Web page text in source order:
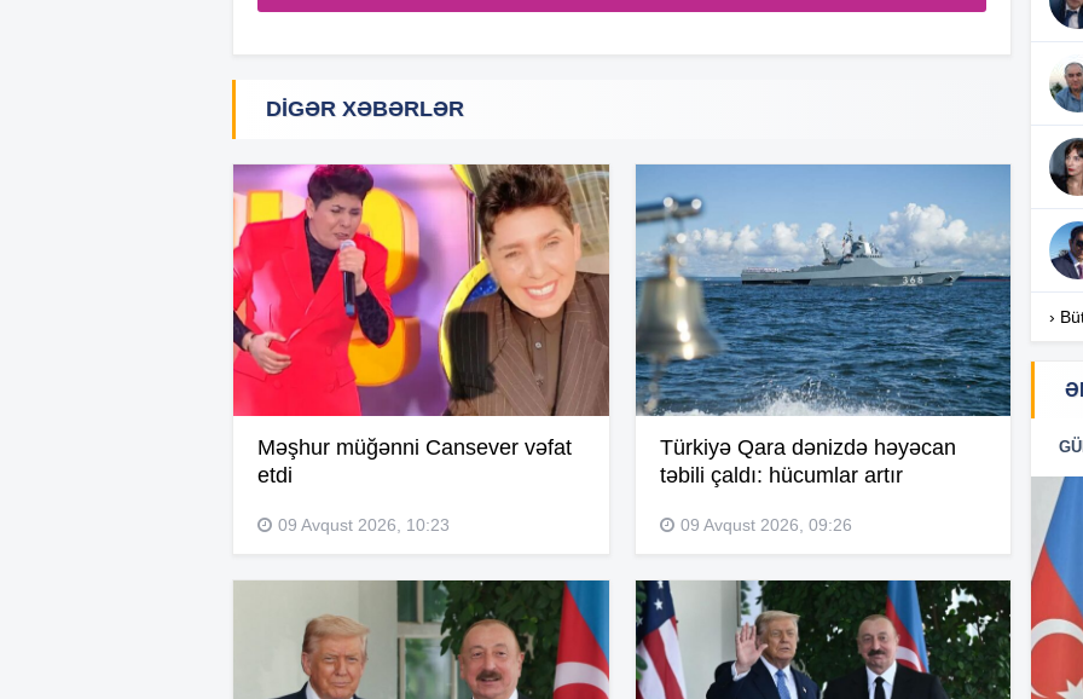
DIGƏR XƏBƏRLƏR
Məşhur müğənni Cansever vəfat
etdi
09 Avqust 2026, 10:23
Türkiyə Qara dənizdə həyəcan
təbili çaldı: hücumlar artır
09 Avqust 2026, 09:26
›